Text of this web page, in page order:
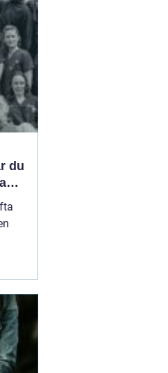
att
i